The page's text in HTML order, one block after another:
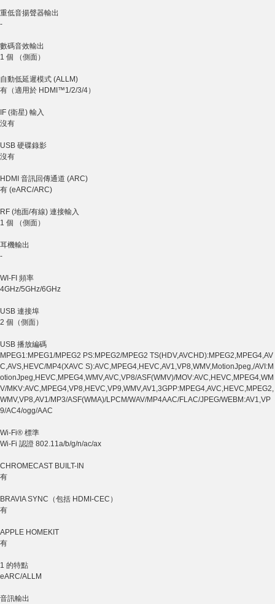
重低音揚聲器輸出
-
數碼音效輸出
1 個 （側面）
自動低延遲模式 (ALLM)
有（適用於 HDMI™1/2/3/4）
IF (衛星) 輸入
沒有
USB 硬碟錄影
沒有
HDMI 音訊回傳通道 (ARC)
有 (eARC/ARC)
RF (地面/有線) 連接輸入
1 個 （側面）
耳機輸出
-
WI-FI 頻率
4GHz/5GHz/6GHz
USB 連接埠
2 個（側面）
USB 播放編碼
MPEG1:MPEG1/MPEG2 PS:MPEG2/MPEG2 TS(HDV,AVCHD):MPEG2,MPEG4,AV
C,AVS,HEVC/MP4(XAVC S):AVC,MPEG4,HEVC,AV1,VP8,WMV,MotionJpeg,/AVI:M
otionJpeg,HEVC,MPEG4,WMV,AVC,VP8/ASF(WMV)/MOV:AVC,HEVC,MPEG4,WM
V/MKV:AVC,MPEG4,VP8,HEVC,VP9,WMV,AV1,3GPP:MPEG4,AVC,HEVC,MPEG2,
WMV,VP8,AV1/MP3/ASF(WMA)/LPCM/WAV/MP4AAC/FLAC/JPEG/WEBM:AV1,VP
9/AC4/ogg/AAC
Wi-Fi® 標準
Wi-Fi 認證 802.11a/b/g/n/ac/ax
CHROMECAST BUILT-IN
有
BRAVIA SYNC（包括 HDMI-CEC）
有
APPLE HOMEKIT
有
1 的特點
eARC/ALLM
音訊輸出